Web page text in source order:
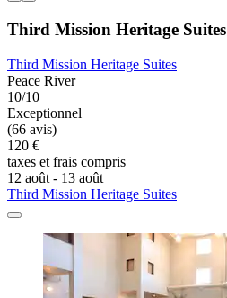
Third Mission Heritage Suites
Third Mission Heritage Suites
Peace River
10/10
Exceptionnel
(66 avis)
120 €
taxes et frais compris
12 août - 13 août
Third Mission Heritage Suites